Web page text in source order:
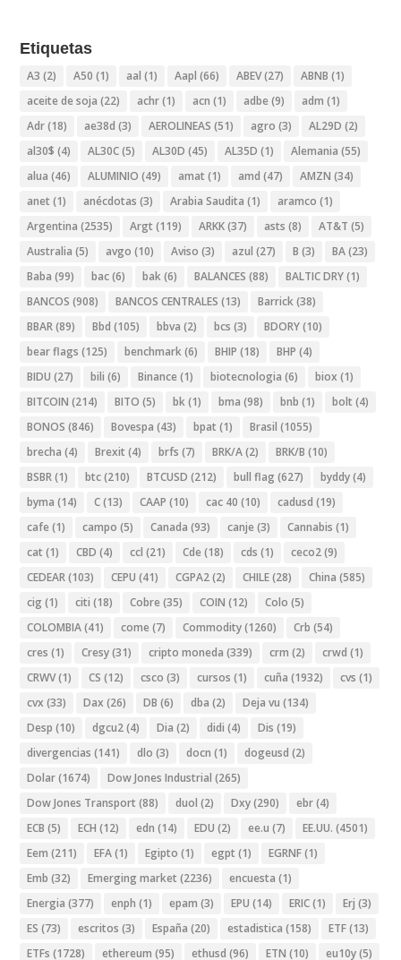
Etiquetas
A3 (2) A50 (1) aal (1) Aapl (66) ABEV(27) ABNB (1)
aceite de soja (22) achr(1) acn (1) adbe (9) adm (1)
Adr(18) ae38d (3) AEROLINEAS (51) agro (3) AL29D (2)
al30$ (4) AL30C(5) AL30D (45) AL35D (1) Alemania (55)
alua (46) ALUMINIO (49) amat (1) amd (47) AMZN (34)
anet (1) anécdotas (3) Arabia Saudita (1) aramco (1)
Argentina (2535) Argt (119) ARKK(37) asts (8) AT&T (5)
Australia (5) avgo (10) Aviso (3) azul (27) B (3) BA(23)
Baba (99) bac(6) bak(6) BALANCES (88) BALTIC DRY(1)
BANCOS (908) BANCOS CENTRALES (13) Barrick(38)
BBAR(89) Bbd (105) bbva (2) bcs (3) BDORY(10)
bear flags (125) benchmark(6) BHIP (18) BHP (4)
BIDU (27) bili (6) Binance (1) biotecnologia (6) biox (1)
BITCOIN (214) BITO (5) bk(1) bma (98) bnb (1) bolt (4)
BONOS (846) Bovespa (43) bpat (1) Brasil (1055)
brecha (4) Brexit (4) brfs (7) BRK/A(2) BRK/B (10)
BSBR(1) btc(210) BTCUSD (212) bull flag (627) byddy(4)
byma (14) C(13) CAAP (10) cac 40 (10) cadusd (19)
cafe (1) campo (5) Canada (93) canje (3) Cannabis (1)
cat (1) CBD (4) ccl (21) Cde (18) cds (1) ceco2(9)
CEDEAR(103) CEPU (41) CGPA2(2) CHILE(28) China (585)
cig (1) citi (18) Cobre (35) COIN (12) Colo (5)
COLOMBIA(41) come (7) Commodity(1260) Crb (54)
cres (1) Cresy(31) cripto moneda (339) crm (2) crwd (1)
CRWV(1) CS (12) csco (3) cursos (1) cuña (1932) cvs (1)
cvx (33) Dax (26) DB (6) dba (2) Deja vu (134)
Desp (10) dgcu2(4) Dia (2) didi (4) Dis (19)
divergencias (141) dlo (3) docn (1) dogeusd (2)
Dolar(1674) Dow Jones Industrial (265)
Dow Jones Transport (88) duol (2) Dxy(290) ebr(4)
ECB (5) ECH (12) edn (14) EDU (2) ee.u (7) EE.UU. (4501)
Eem (211) EFA(1) Egipto (1) egpt (1) EGRNF(1)
Emb (32) Emerging market (2236) encuesta (1)
Energia (377) enph (1) epam (3) EPU (14) ERIC(1) Erj (3)
ES (73) escritos (3) España (20) estadistica (158) ETF(13)
ETFs (1728) ethereum (95) ethusd (96) ETN (10) eu10y(5)